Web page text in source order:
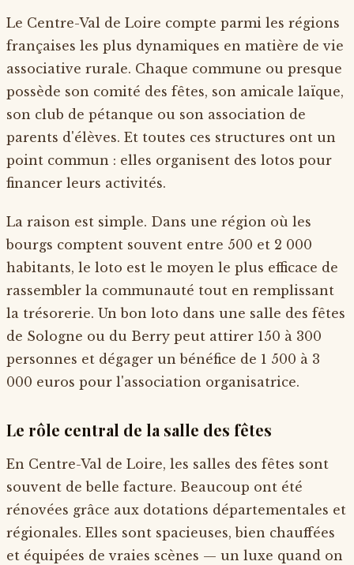
Le Centre-Val de Loire compte parmi les régions
françaises les plus dynamiques en matière de vie
associative rurale. Chaque commune ou presque
possède son comité des fêtes, son amicale laïque,
son club de pétanque ou son association de
parents d'élèves. Et toutes ces structures ont un
point commun : elles organisent des lotos pour
financer leurs activités.
La raison est simple. Dans une région où les
bourgs comptent souvent entre 500 et 2 000
habitants, le loto est le moyen le plus efficace de
rassembler la communauté tout en remplissant
la trésorerie. Un bon loto dans une salle des fêtes
de Sologne ou du Berry peut attirer 150 à 300
personnes et dégager un bénéfice de 1 500 à 3
000 euros pour l'association organisatrice.
Le rôle central de la salle des fêtes
En Centre-Val de Loire, les salles des fêtes sont
souvent de belle facture. Beaucoup ont été
rénovées grâce aux dotations départementales et
régionales. Elles sont spacieuses, bien chauffées
et équipées de vraies scènes — un luxe quand on